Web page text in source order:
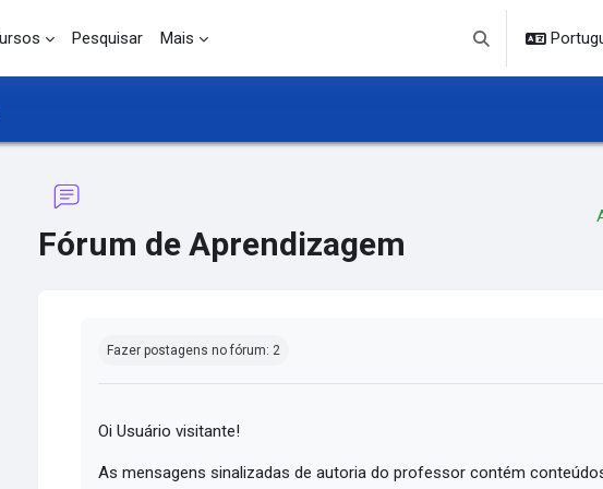
Pesquisar Mais
Alternar entrada
Fórum de Aprendizagem
Fazer postagens no fórum: 2
Oi Usuário visitante!
As mensagens sinalizadas de autoria do professor contém